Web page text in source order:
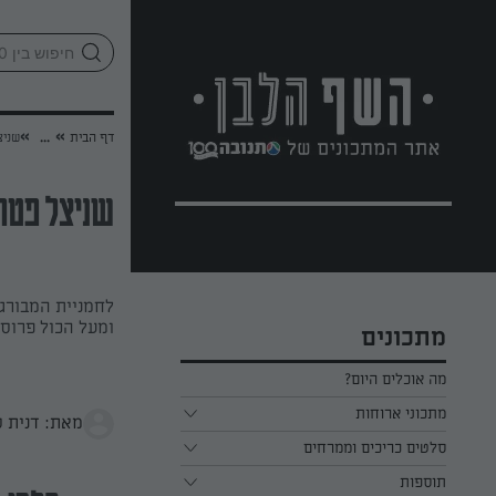
מתכונים
מה אוכלים היום?
מתכוני ארוחות
ארוחת בוקר
ארוחת צהריים
סלטים כריכים וממרחים
כל הסלטים כריכים וממרחים
תוספות
דף הבית »
...
»
שניצל
לחמניית
ומעל הכול
מאת: דנית